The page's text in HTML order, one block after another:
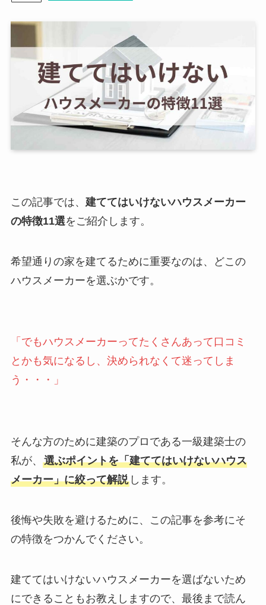
この記事では、 建ててはいけないハウスメーカー
の特徴11選をご紹介します。
希望通りの家を建てるために重要なのは、どこの
ハウスメーカーを選ぶかです。
「でもハウスメーカーってたくさんあって口コミ
とかも気になるし、決められなくて迷ってしま
う・・・」
そんな方のために建築のプロである一級建築士の
私が、 選ぶポイントを「建ててはいけないハウス
メーカー」に絞って解説します。
後悔や失敗を避けるために、この記事を参考にそ
の特徴をつかんでください。
建ててはいけないハウスメーカーを選ばないため
にできることもお教えしますので、最後まで読ん